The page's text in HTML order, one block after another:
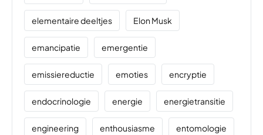
elementaire deeltjes Elon Musk
emancipatie emergentie
emissiereductie emoties encryptie
endocrinologie energie energietransitie
engineering enthousiasme entomologie